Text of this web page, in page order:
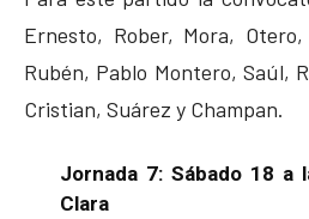
Ernesto, Rober, Mora,
Rubén, Pablo Montero, Saúl,
Cristian, Suárez y Champan.
Jornada 7: Sábado 18 a
Clara